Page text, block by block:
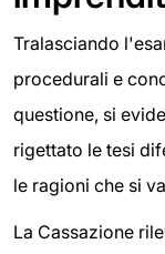
Tralasciando
procedurali e
questione, si
rigettato le tesi
le ragioni che si
La Cassazione